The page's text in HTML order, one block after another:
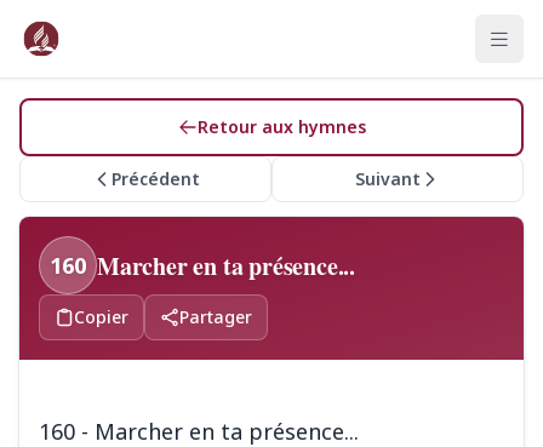
Retour aux hymnes
Précédent Suivant
160 Marcher en ta présence...
Copier Partager
160 - Marcher en ta présence...